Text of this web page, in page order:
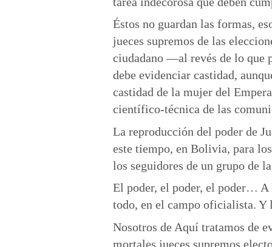
Éstos no guardan las formas,
jueces supremos de las
ciudadano —al revés de lo que
debe evidenciar castidad,
castidad de la mujer del
científico-técnica de las
La reproducción del poder de
este tiempo, en Bolivia, para
los seguidores de un grupo de
El poder, el poder, el poder… A
todo, en el campo oficialista. Y
Nosotros de Aquí tratamos de
mortales jueces supremos